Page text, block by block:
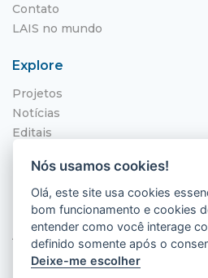
Contato
LAIS no mundo
Explore
Projetos
Notícias
Editais
Localização
Hospital Universitário Onofre Lopes
Av. Nilo Peçanha, 620 - Petrópolis
Natal - RN, 59012-300
Nós usamos cookies!
Olá, este site usa cookies
bom funcionamento e cookies
entender como você interage
definido somente após o
Deixe-me escolher